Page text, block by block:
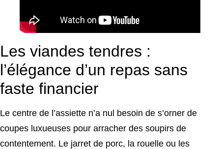
Les viandes tendres :
l’élégance d’un repas sans
faste financier
Le centre de l’assiette n’a nul besoin de s’orner de
coupes luxueuses pour arracher des soupirs de
contentement. Le jarret de porc, la rouelle ou les